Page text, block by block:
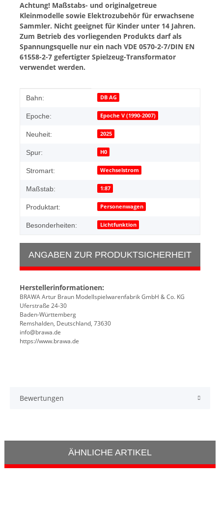
Achtung! Maßstabs- und originalgetreue
Kleinmodelle sowie Elektrozubehör für erwachsene
Sammler. Nicht geeignet für Kinder unter 14 Jahren.
Zum Betrieb des vorliegenden Produkts darf als
Spannungsquelle nur ein nach VDE 0570-2-7/DIN EN
61558-2-7 gefertigter Spielzeug-Transformator
verwendet werden.
Produkteigenschaft
Wert
Bahn: DB AG
Epoche: Epoche V (1990-2007)
Neuheit: 2025
Spur: H0
Stromart: Wechselstrom
Maßstab: 1:87
Produktart: Personenwagen
Besonderheiten: Lichtfunktion
ANGABEN ZUR PRODUKTSICHERHEIT
Herstellerinformationen:
BRAWA Artur Braun Modellspielwarenfabrik GmbH & Co. KG
Uferstraße 24-30
Baden-Württemberg
Remshalden, Deutschland, 73630
info@brawa.de
https://www.brawa.de
Bewertungen
ÄHNLICHE ARTIKEL